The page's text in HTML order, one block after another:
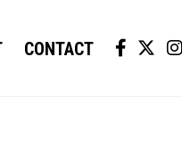
CONTACT